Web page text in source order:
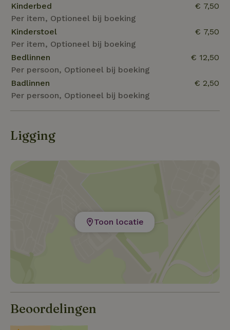
Kinderbed
Per item, Optioneel bij boeking
€ 7,50
Kinderstoel
Per item, Optioneel bij boeking
€ 7,50
Bedlinnen
Per persoon, Optioneel bij boeking
€ 12,50
Badlinnen
Per persoon, Optioneel bij boeking
€ 2,50
Ligging
Toon locatie
Beoordelingen